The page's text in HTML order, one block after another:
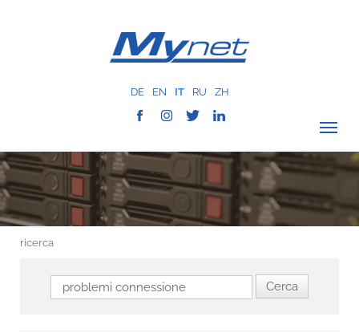
DE EN IT RU ZH
VERIFICA COPERTURA
AZIENDA
RETE
SERVIZI
MYNET
CASE HISTORY
ricerca